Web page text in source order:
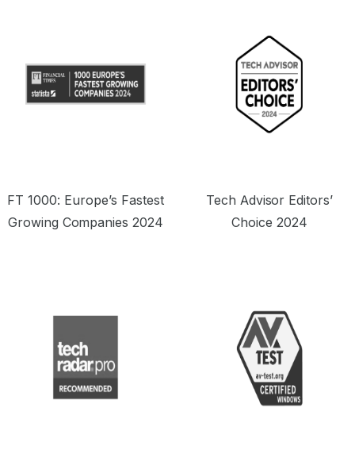
FT 1000: Europe’s Fastest
Growing Companies 2024
Tech Advisor Editors’
Choice 2024